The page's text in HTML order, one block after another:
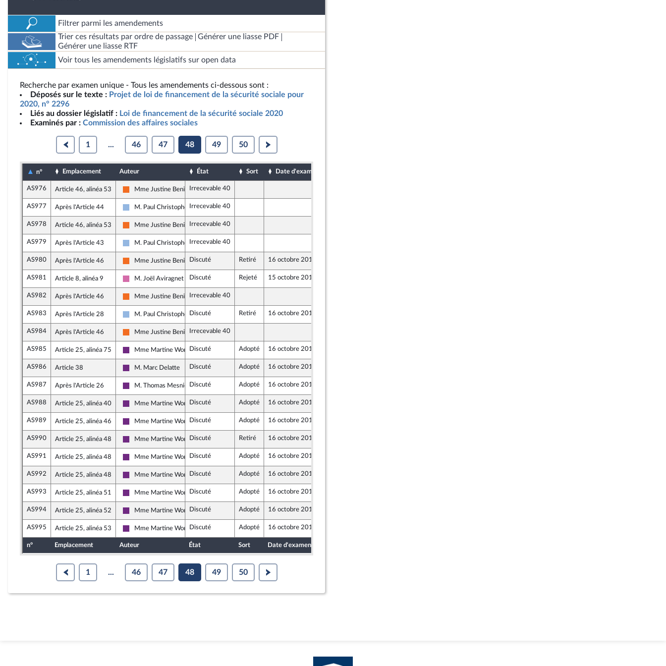
Filtrer parmi les amendements
Trier ces résultats par ordre de passage
Générer une liasse PDF
Générer une liasse RTF
Voir tous les amendements législatifs sur open data
Recherche par examen unique - Tous les amendements ci-dessous sont :
Déposés sur le texte : Projet de loi de financement de la sécurité sociale pour
2020, n° 2296
Liés au dossier législatif : Loi de financement de la sécurité sociale 2020
Examinés par : Commission des affaires sociales
1 ... 46 47 48 49 50
n° Emplacement Auteur État Sort Date d'examen
AS976 Article 46, alinéa 53
Mouvement Démocrate et apparentés
Mme Justine Benin Irrecevable 40
AS977 Après l'Article 44
UDI, Agir et Indépendants
M. Paul Christophe Irrecevable 40
AS978 Article 46, alinéa 53
Mouvement Démocrate et apparentés
Mme Justine Benin Irrecevable 40
AS979 Après l'Article 43
UDI, Agir et Indépendants
M. Paul Christophe Irrecevable 40
AS980 Après l'Article 46
Mouvement Démocrate et apparentés
Mme Justine Benin Discuté Retiré 16 octobre 2019
AS981 Article 8, alinéa 9
Socialistes et apparentés
M. Joël Aviragnet Discuté Rejeté 15 octobre 2019
AS982 Après l'Article 46
Mouvement Démocrate et apparentés
Mme Justine Benin Irrecevable 40
AS983 Après l'Article 28
UDI, Agir et Indépendants
M. Paul Christophe Discuté Retiré 16 octobre 2019
AS984 Après l'Article 46
Mouvement Démocrate et apparentés
Mme Justine Benin Irrecevable 40
AS985 Article 25, alinéa 75
La République en Marche
Mme Martine WonnerDiscuté Adopté 16 octobre 2019
AS986 Article 38
La République en Marche
M. Marc Delatte Discuté Adopté 16 octobre 2019
AS987 Après l'Article 26
La République en Marche
M. Thomas MesnierDiscuté Adopté 16 octobre 2019
AS988 Article 25, alinéa 40
La République en Marche
Mme Martine WonnerDiscuté Adopté 16 octobre 2019
AS989 Article 25, alinéa 46
La République en Marche
Mme Martine WonnerDiscuté Adopté 16 octobre 2019
AS990 Article 25, alinéa 48
La République en Marche
Mme Martine WonnerDiscuté Retiré 16 octobre 2019
AS991 Article 25, alinéa 48
La République en Marche
Mme Martine WonnerDiscuté Adopté 16 octobre 2019
AS992 Article 25, alinéa 48
La République en Marche
Mme Martine WonnerDiscuté Adopté 16 octobre 2019
AS993 Article 25, alinéa 51
La République en Marche
Mme Martine WonnerDiscuté Adopté 16 octobre 2019
AS994 Article 25, alinéa 52
La République en Marche
Mme Martine WonnerDiscuté Adopté 16 octobre 2019
AS995 Article 25, alinéa 53
La République en Marche
Mme Martine WonnerDiscuté Adopté 16 octobre 2019
n° Emplacement Auteur État Sort Date d'examen
1 ... 46 47 48 49 50